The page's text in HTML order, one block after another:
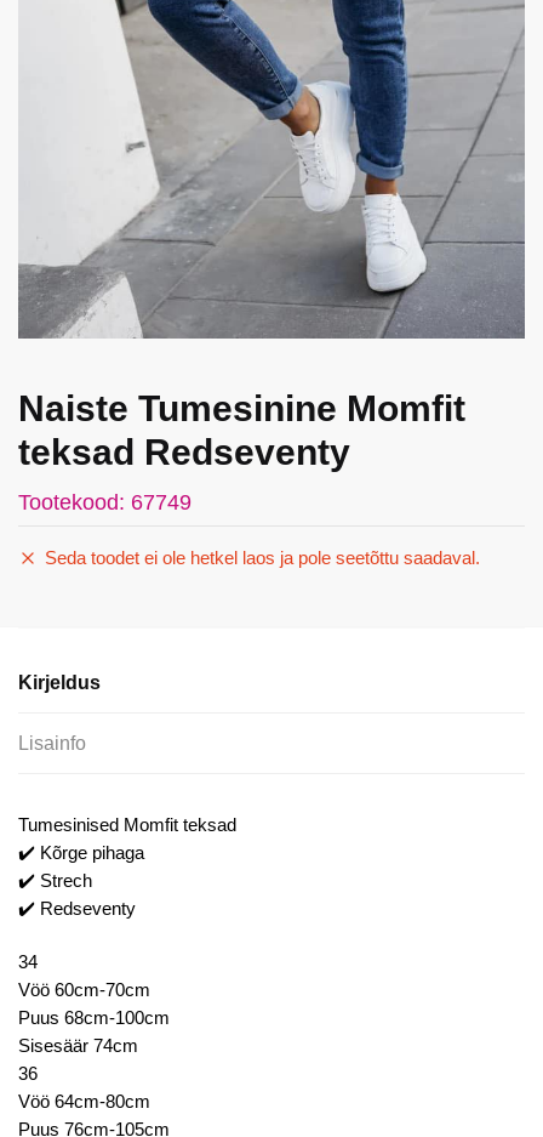
Naiste Tumesinine Momfit
teksad Redseventy
Tootekood: 67749
Seda toodet ei ole hetkel laos ja pole seetõttu saadaval.
Kirjeldus
Lisainfo
Tumesinised Momfit teksad
✔️ Kõrge pihaga
✔️ Strech
✔️ Redseventy
34
Vöö 60cm-70cm
Puus 68cm-100cm
Sisesäär 74cm
36
Vöö 64cm-80cm
Puus 76cm-105cm